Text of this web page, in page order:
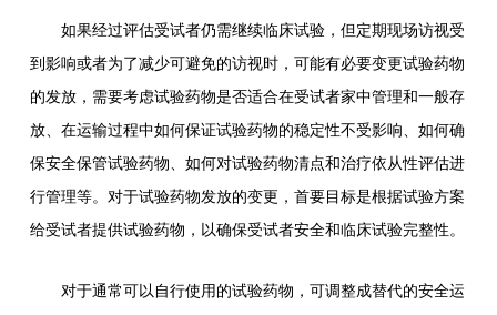
如果经过评估受试者仍需继续临床试验，但定期现场访视受
到影响或者为了减少可避免的访视时，可能有必要变更试验药物
的发放，需要考虑试验药物是否适合在受试者家中管理和一般存
放、在运输过程中如何保证试验药物的稳定性不受影响、如何确
保安全保管试验药物、如何对试验药物清点和治疗依从性评估进
行管理等。对于试验药物发放的变更，首要目标是根据试验方案
给受试者提供试验药物，以确保受试者安全和临床试验完整性。
对于通常可以自行使用的试验药物，可调整成替代的安全运